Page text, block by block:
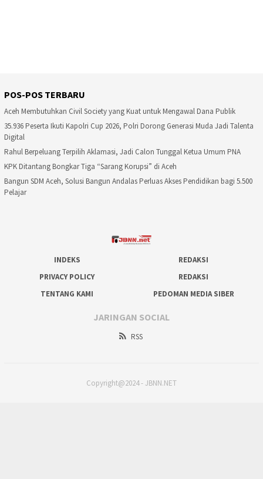
POS-POS TERBARU
Aceh Membutuhkan Civil Society yang Kuat untuk Mengawal Dana Publik
35.936 Peserta Ikuti Kapolri Cup 2026, Polri Dorong Generasi Muda Jadi Talenta
Digital
Rahul Berpeluang Terpilih Aklamasi, Jadi Calon Tunggal Ketua Umum PNA
KPK Ditantang Bongkar Tiga “Sarang Korupsi” di Aceh
Bangun SDM Aceh, Solusi Bangun Andalas Perluas Akses Pendidikan bagi 5.500
Pelajar
INDEKS
REDAKSI
PRIVACY POLICY
REDAKSI
TENTANG KAMI
PEDOMAN MEDIA SIBER
JARINGAN SOCIAL
RSS
Copyright@2024 - JBNN.NET